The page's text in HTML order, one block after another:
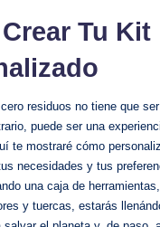
Tu Kit
residuos no tiene que
puede ser una
te mostraré cómo
necesidades y tus
una caja de
y tuercas, estarás